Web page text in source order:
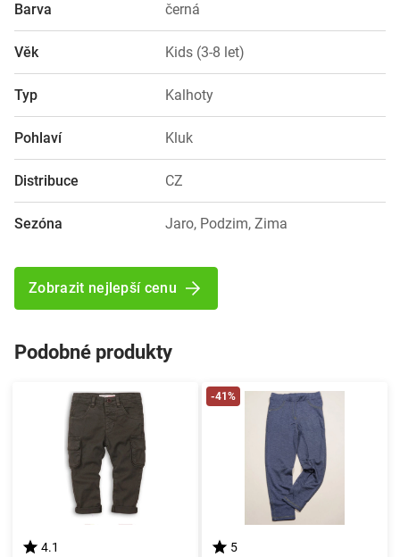
Barva černá
Věk Kids (3-8 let)
Typ Kalhoty
Pohlaví Kluk
Distribuce CZ
Sezóna Jaro, Podzim, Zima
Zobrazit nejlepší cenu
Podobné produkty
4.1
-41%
5